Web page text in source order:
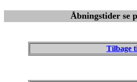
Åbningstider se
Tilbage